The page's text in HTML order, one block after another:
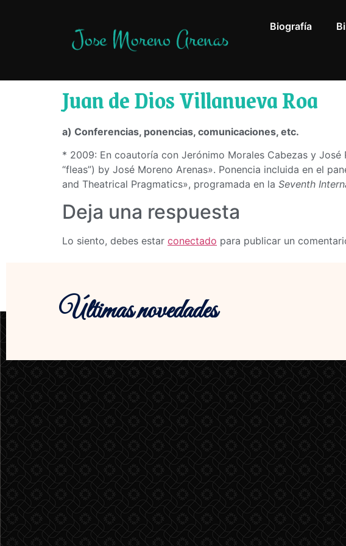
Biografía
Juan de Dios Villanueva Roa
a) Conferencias, ponencias, comunicaciones, etc.
* 2009: En coautoría con Jerónimo Morales Cabezas y José
“fleas”) by José Moreno Arenas». Ponencia incluida en el
and Theatrical Pragmatics», programada en la Seventh
Deja una respuesta
Lo siento, debes estar conectado para publicar un
Últimas novedades